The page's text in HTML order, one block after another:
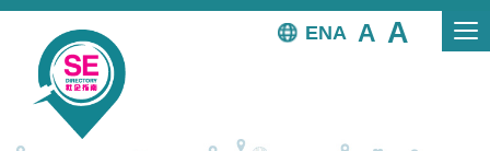
移至主內容
EN